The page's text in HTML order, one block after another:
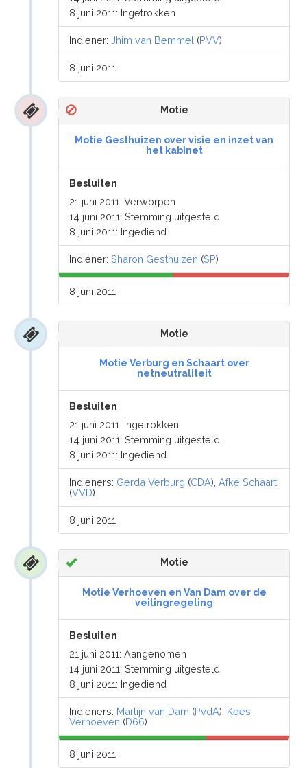
8 juni 2011: Ingetrokken
Indiener:Jhim van Bemmel (PVV)
8 juni 2011
Motie
Motie Gesthuizen over visie en inzet van
het kabinet
Besluiten
21 juni 2011: Verworpen
14 juni 2011: Stemming uitgesteld
8 juni 2011: Ingediend
Indiener:Sharon Gesthuizen (SP)
8 juni 2011
Motie
Motie Verburg en Schaart over
netneutraliteit
Besluiten
21 juni 2011: Ingetrokken
14 juni 2011: Stemming uitgesteld
8 juni 2011: Ingediend
Indieners: Gerda Verburg (CDA),Afke Schaart
(VVD)
8 juni 2011
Motie
Motie Verhoeven en Van Dam over de
veilingregeling
Besluiten
21 juni 2011: Aangenomen
14 juni 2011: Stemming uitgesteld
8 juni 2011: Ingediend
Indieners: Martijn van Dam (PvdA), Kees
Verhoeven (D66)
8 juni 2011